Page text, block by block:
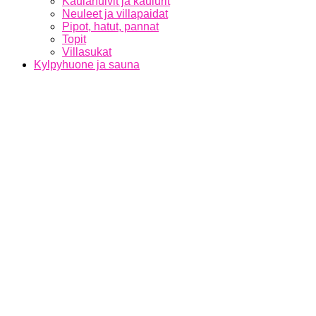
Neuleet ja villapaidat
Pipot, hatut, pannat
Topit
Villasukat
Kylpyhuone ja sauna